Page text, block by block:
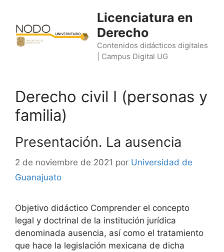
contenido
Licenciatura en
Derecho
Contenidos didácticos digitales
| Campus Digital UG
Derecho civil I (personas y
familia)
Presentación. La ausencia
2 de noviembre de 2021 por Universidad de
Guanajuato
Objetivo didáctico Comprender el concepto
legal y doctrinal de la institución jurídica
denominada ausencia, así como el tratamiento
que hace la legislación mexicana de dicha